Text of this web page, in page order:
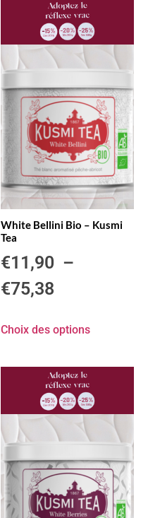
White Bellini Bio – Kusmi
Tea
€11,90 –
€75,38
Choix des options